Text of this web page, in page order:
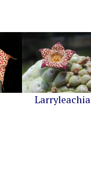
Larryleachia